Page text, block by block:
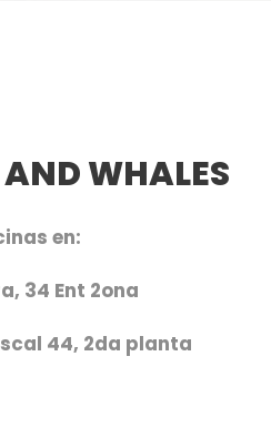
WHALES
en:
34 Ent 2ona
44, 2da planta